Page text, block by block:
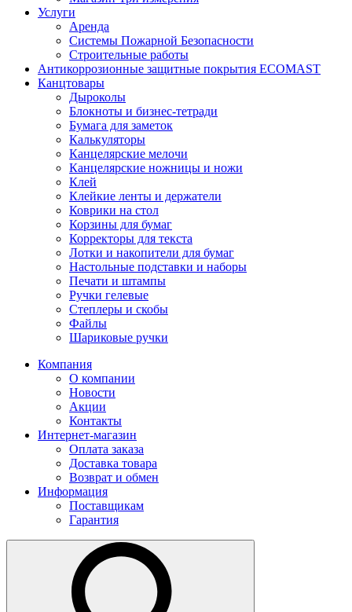
Услуги
Аренда
Системы Пожарной Безопасности
Строительные работы
Антикоррозионные защитные покрытия ECOMAST
Канцтовары
Дыроколы
Блокноты и бизнес-тетради
Бумага для заметок
Калькуляторы
Канцелярские мелочи
Канцелярские ножницы и ножи
Клей
Клейкие ленты и держатели
Коврики на стол
Корзины для бумаг
Корректоры для текста
Лотки и накопители для бумаг
Настольные подставки и наборы
Печати и штампы
Ручки гелевые
Степлеры и скобы
Файлы
Шариковые ручки
Компания
О компании
Новости
Акции
Контакты
Интернет-магазин
Оплата заказа
Доставка товара
Возврат и обмен
Информация
Поставщикам
Гарантия